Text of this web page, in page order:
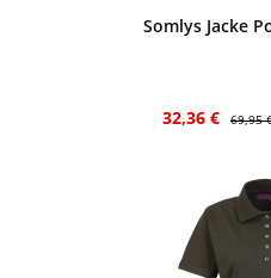
Somlys Jacke
32,36 € 69,95